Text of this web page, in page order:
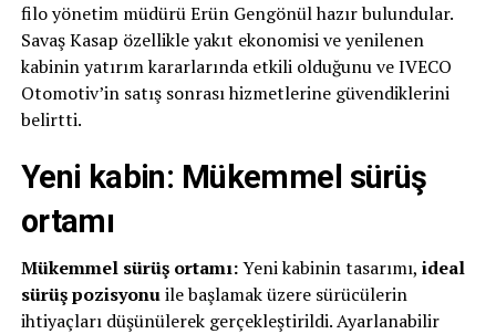
filo yönetim müdürü Erün Gengönül hazır bulundular.
Savaş Kasap özellikle yakıt ekonomisi ve yenilenen
kabinin yatırım kararlarında etkili olduğunu ve IVECO
Otomotiv’in satış sonrası hizmetlerine güvendiklerini
belirtti.
Yeni kabin: Mükemmel sürüş
ortamı
Mükemmel sürüş ortamı:Yeni kabinin tasarımı, ideal
sürüş pozisyonuile başlamak üzere sürücülerin
ihtiyaçları düşünülerek gerçekleştirildi. Ayarlanabilir